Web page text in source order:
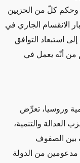
من الأصوات. وحكم كلّ من الحزبين
الانقسام الجاري في
استبعاد التوافق
من أنّه يعمل في
وروسيا، تعرِّض
العدالة والتنمية،
بين الصفوف
مدعومين من الدولة